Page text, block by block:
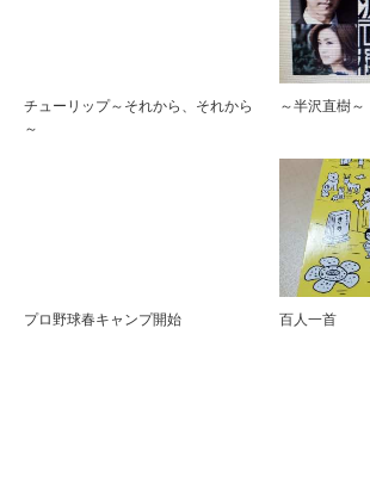
チューリップ～それから、それから
～
～半沢直樹～
プロ野球春キャンプ開始 百人一首